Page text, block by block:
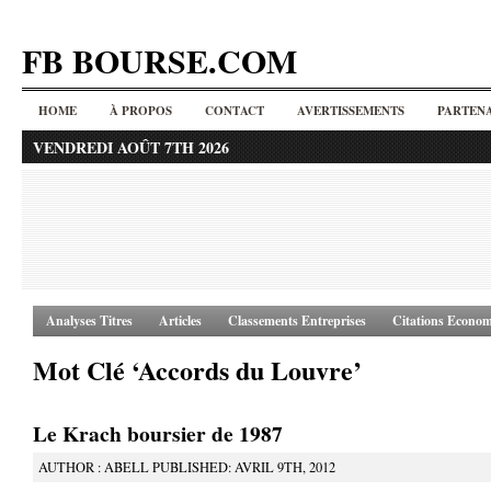
FB BOURSE.COM
HOME À PROPOS CONTACT AVERTISSEMENTS
VENDREDI AOÛT 7TH 2026
Analyses Titres Articles Classements Entreprises Citations
Mot Clé ‘Accords du Louvre’
Le Krach boursier de 1987
AUTHOR : ABELL PUBLISHED: AVRIL 9TH, 2012